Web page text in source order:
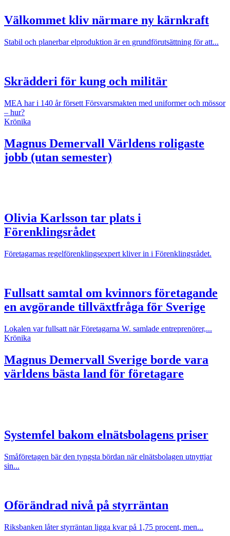
Välkommet kliv närmare ny kärnkraft
Stabil och planerbar elproduktion är en grundförutsättning för att...
Skrädderi för kung och militär
MEA har i 140 år försett Försvarsmakten med uniformer och mössor
– hur?
Krönika
Magnus Demervall Världens roligaste
jobb (utan semester)
Olivia Karlsson tar plats i
Förenklingsrådet
Företagarnas regelförenklingsexpert kliver in i Förenklingsrådet.
Fullsatt samtal om kvinnors företagande
en avgörande tillväxtfråga för Sverige
Lokalen var fullsatt när Företagarna W. samlade entreprenörer,...
Krönika
Magnus Demervall Sverige borde vara
världens bästa land för företagare
Systemfel bakom elnätsbolagens priser
Småföretagen bär den tyngsta bördan när elnätsbolagen utnyttjar
sin...
Oförändrad nivå på styrräntan
Riksbanken låter styrräntan ligga kvar på 1,75 procent, men...